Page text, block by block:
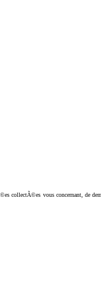
vous concernant, de